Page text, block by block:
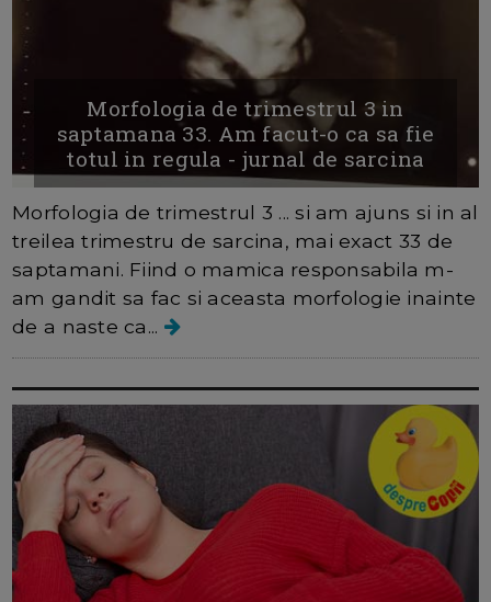
Morfologia de trimestrul 3 in
saptamana 33. Am facut-o ca sa fie
totul in regula - jurnal de sarcina
Morfologia de trimestrul 3 ... si am ajuns si in al
treilea trimestru de sarcina, mai exact 33 de
saptamani. Fiind o mamica responsabila m-
am gandit sa fac si aceasta morfologie inainte
de a naste ca...